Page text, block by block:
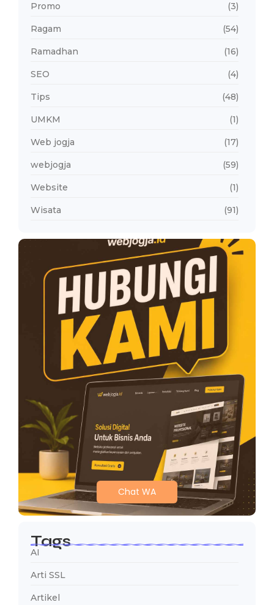
Promo (3)
Ragam (54)
Ramadhan (16)
SEO (4)
Tips (48)
UMKM (1)
Web jogja (17)
webjogja (59)
Website (1)
Wisata (91)
Chat WA
Tags
AI
Arti SSL
Artikel